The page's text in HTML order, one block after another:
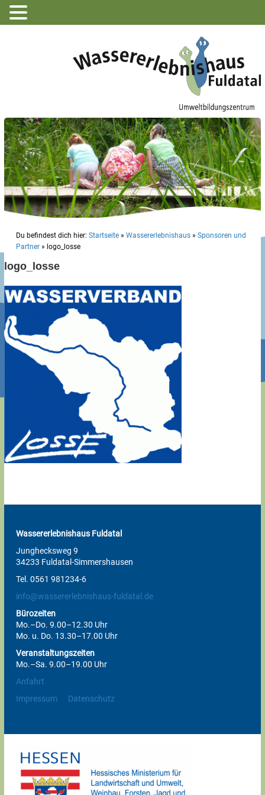
Du befindest dich hier: Startseite » Wassererlebnishaus » Sponsoren und
Partner » logo_losse
logo_losse
Wassererlebnishaus Fuldatal
Junghecksweg 9
34233 Fuldatal-Simmershausen
Tel. 0561 981234-6
info@wassererlebnishaus-fuldatal.de
Bürozeiten
Mo.–Do. 9.00–12.30 Uhr
Mo. u. Do. 13.30–17.00 Uhr
Veranstaltungszeiten
Mo.–Sa. 9.00–19.00 Uhr
Anfahrt
Impressum
Datenschutz